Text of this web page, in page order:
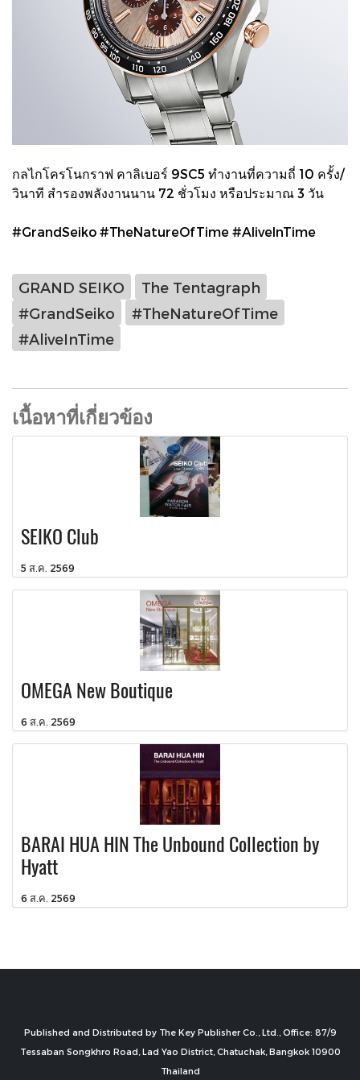
กลไกโครโนกราฟ คาลิเบอร์ 9SC5 ทำงานที่ความถี่ 10 ครั้ง/
วินาที สำรองพลังงานนาน 72 ชั่วโมง หรือประมาณ 3 วัน
#GrandSeiko #TheNatureOfTime #AliveInTime
GRAND SEIKO
The Tentagraph
#GrandSeiko
#TheNatureOfTime
#AliveInTime
เนื้อหาที่เกี่ยวข้อง
SEIKO Club
5 ส.ค. 2569
OMEGA New Boutique
6 ส.ค. 2569
BARAI HUA HIN The Unbound Collection by
Hyatt
6 ส.ค. 2569
Published and Distributed by The Key Publisher Co., Ltd., Office: 87/9
Tessaban Songkhro Road, Lad Yao District, Chatuchak, Bangkok 10900
Thailand